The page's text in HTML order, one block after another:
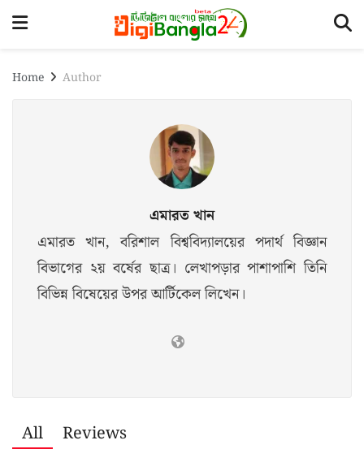
Home Author
এমারত খান
এমারত খান, বরিশাল বিশ্ববিদ্যালয়ের পদার্থ বিজ্ঞান
বিভাগের ২য় বর্ষের ছাত্র। লেখাপড়ার পাশাপাশি তিনি
বিভিন্ন বিষেয়ের উপর আর্টিকেল লিখেন।
All
Reviews